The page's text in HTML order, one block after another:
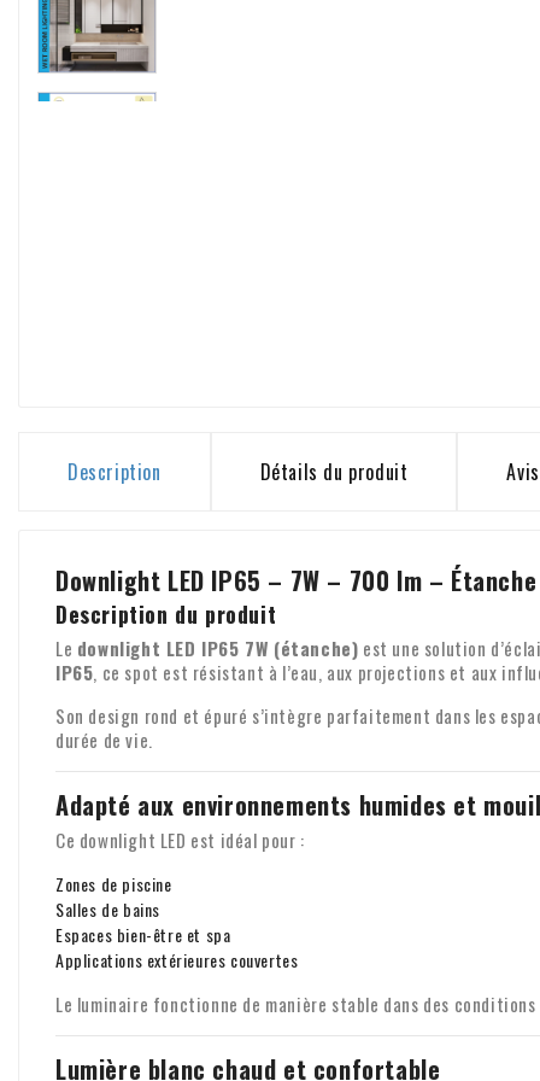
Description Détails du produit
Downlight LED IP65 – 7W – 700 lm –
Description du produit
Le downlight LED IP65 7W (étanche) est une solution
IP65, ce spot est résistant à l’eau, aux projections et aux
Son design rond et épuré s’intègre parfaitement dans les
durée de vie.
Adapté aux environnements humides et
Ce downlight LED est idéal pour :
Zones de piscine
Salles de bains
Espaces bien-être et spa
Applications extérieures couvertes
Le luminaire fonctionne de manière stable dans des
Lumière blanc chaud et confortable